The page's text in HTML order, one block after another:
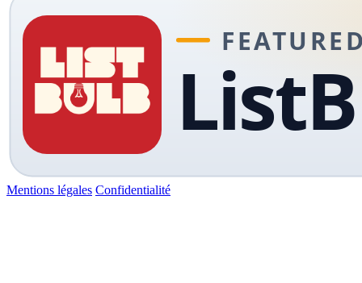
Mentions légales Confidentialité